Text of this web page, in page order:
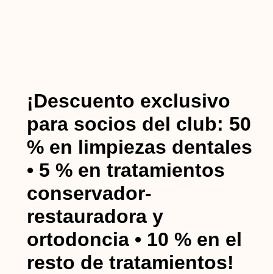
¡Descuento exclusivo
para socios del club: 50
% en limpiezas dentales
• 5 % en tratamientos
conservador-
restauradora y
ortodoncia • 10 % en el
resto de tratamientos!